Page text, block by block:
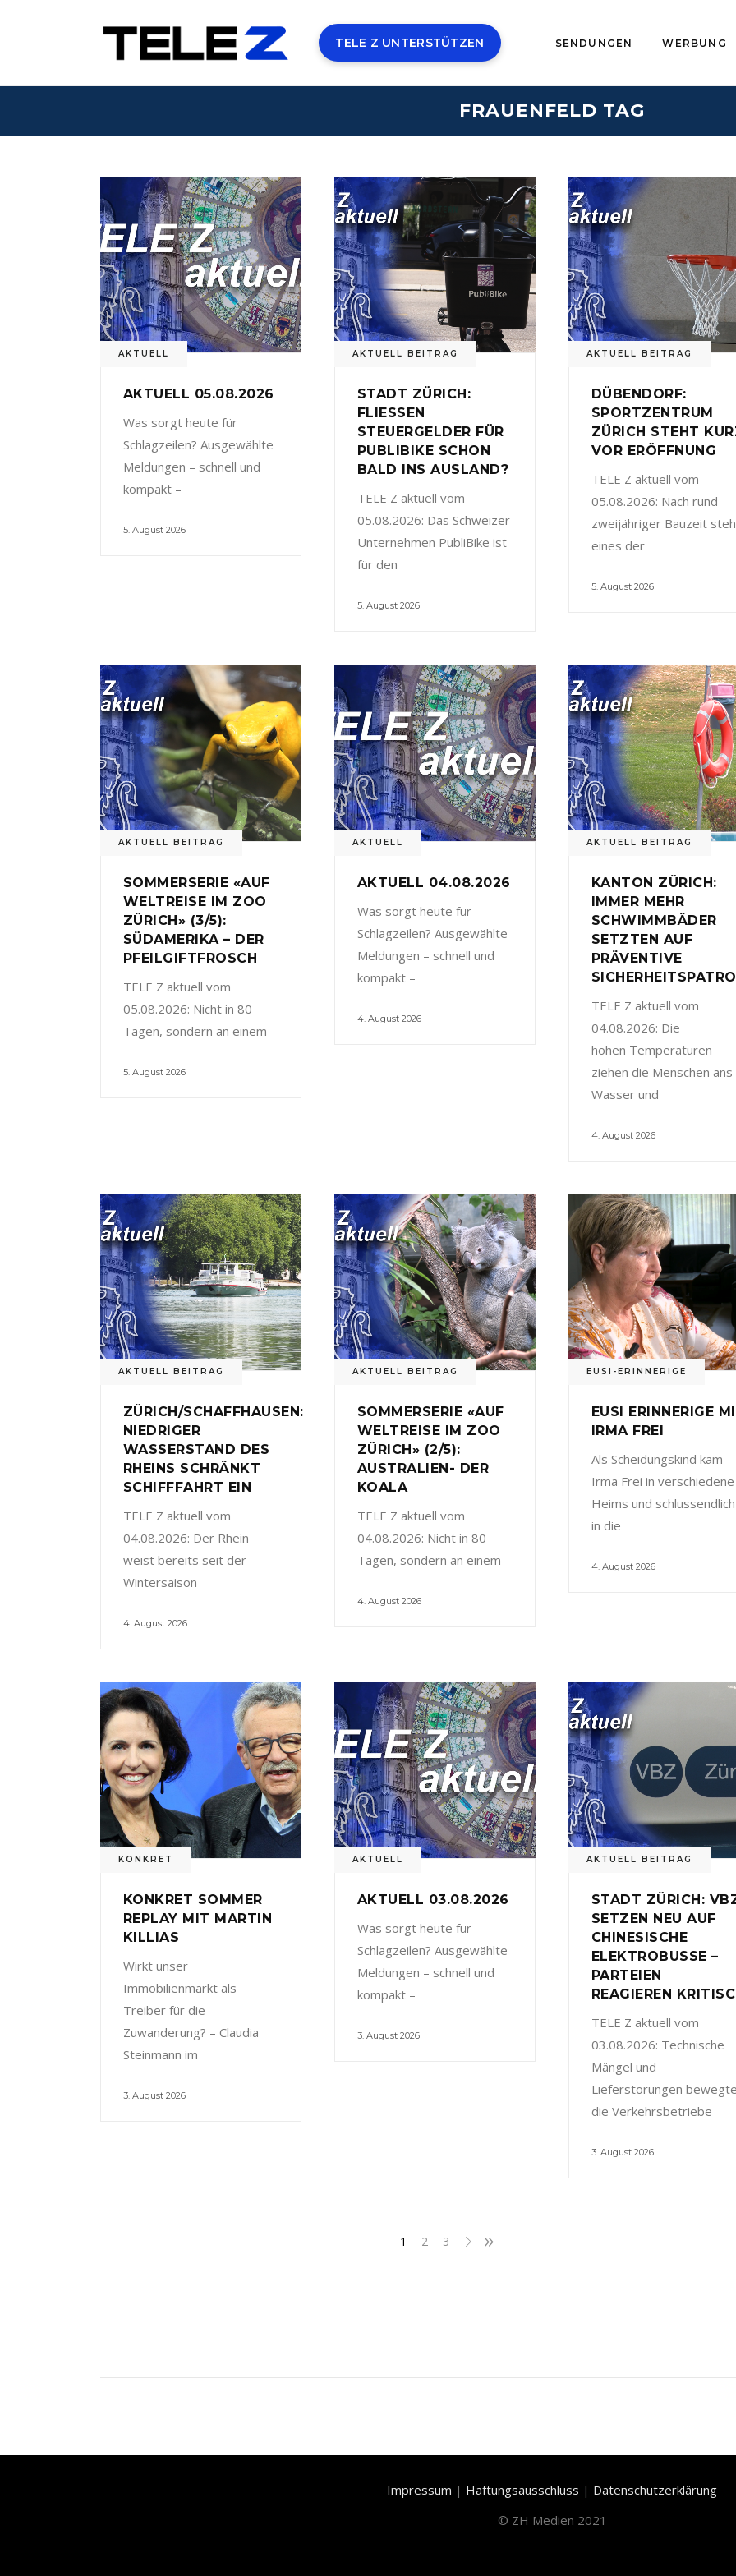
TELE Z UNTERSTÜTZEN SENDUNGEN WERBUNG
FRAUENFELD TAG
AKTUELL
AKTUELL 05.08.2026
Was sorgt heute für
Schlagzeilen? Ausgewählte
Meldungen – schnell und
kompakt –
5. August 2026
AKTUELL BEITRAG
STADT ZÜRICH:
FLIESSEN
STEUERGELDER FÜR
PUBLIBIKE SCHON
BALD INS AUSLAND?
TELE Z aktuell vom
05.08.2026: Das Schweizer
Unternehmen PubliBike ist
für den
5. August 2026
AKTUELL BEITRAG
DÜBENDORF:
SPORTZENTRUM
ZÜRICH STEHT
VOR ERÖFFNUNG
TELE Z aktuell vom
05.08.2026: Nach rund
zweijähriger Bauzeit
eines der
5. August 2026
AKTUELL BEITRAG
SOMMERSERIE «AUF
WELTREISE IM ZOO
ZÜRICH» (3/5):
SÜDAMERIKA – DER
PFEILGIFTFROSCH
TELE Z aktuell vom
05.08.2026: Nicht in 80
Tagen, sondern an einem
5. August 2026
AKTUELL
AKTUELL 04.08.2026
Was sorgt heute für
Schlagzeilen? Ausgewählte
Meldungen – schnell und
kompakt –
4. August 2026
AKTUELL BEITRAG
KANTON ZÜRICH:
IMMER MEHR
SCHWIMMBÄDER
SETZTEN AUF
PRÄVENTIVE
TELE Z aktuell vom
04.08.2026: Die
hohen Temperaturen
ziehen die Menschen ans
Wasser und
4. August 2026
AKTUELL BEITRAG
ZÜRICH/SCHAFFHAUSEN:
NIEDRIGER
WASSERSTAND DES
RHEINS SCHRÄNKT
SCHIFFFAHRT EIN
TELE Z aktuell vom
04.08.2026: Der Rhein
weist bereits seit der
Wintersaison
4. August 2026
AKTUELL BEITRAG
SOMMERSERIE «AUF
WELTREISE IM ZOO
ZÜRICH» (2/5):
AUSTRALIEN- DER
KOALA
TELE Z aktuell vom
04.08.2026: Nicht in 80
Tagen, sondern an einem
4. August 2026
EUSI-ERINNERIGE
EUSI ERINNERIGE
IRMA FREI
Als Scheidungskind kam
Irma Frei in verschiedene
Heims und schlussendlich
in die
4. August 2026
KONKRET
KONKRET SOMMER
REPLAY MIT MARTIN
KILLIAS
Wirkt unser
Immobilienmarkt als
Treiber für die
Zuwanderung? – Claudia
Steinmann im
3. August 2026
AKTUELL
AKTUELL 03.08.2026
Was sorgt heute für
Schlagzeilen? Ausgewählte
Meldungen – schnell und
kompakt –
3. August 2026
AKTUELL BEITRAG
STADT ZÜRICH:
SETZEN NEU AUF
CHINESISCHE
ELEKTROBUSSE –
PARTEIEN
REAGIEREN
TELE Z aktuell vom
03.08.2026: Technische
Mängel und
Lieferstörungen
die Verkehrsbetriebe
3. August 2026
1 2 3
Impressum | Haftungsausschluss | Datenschutzerklärung
© ZH Medien 2021